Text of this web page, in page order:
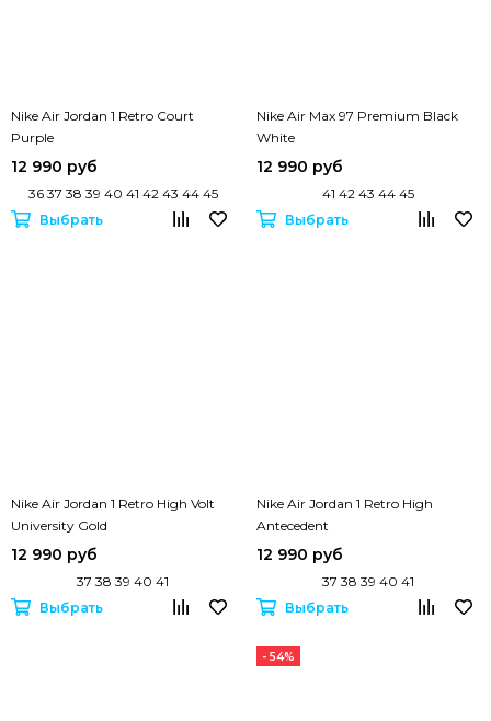
Nike Air Jordan 1 Retro Court
Purple
12 990 руб
36 37 38 39 40 41 42 43 44 45
Выбрать
Nike Air Max 97 Premium Black
White
12 990 руб
41 42 43 44 45
Выбрать
Nike Air Jordan 1 Retro High Volt
University Gold
12 990 руб
37 38 39 40 41
Выбрать
Nike Air Jordan 1 Retro High
Antecedent
12 990 руб
37 38 39 40 41
Выбрать
- 54%